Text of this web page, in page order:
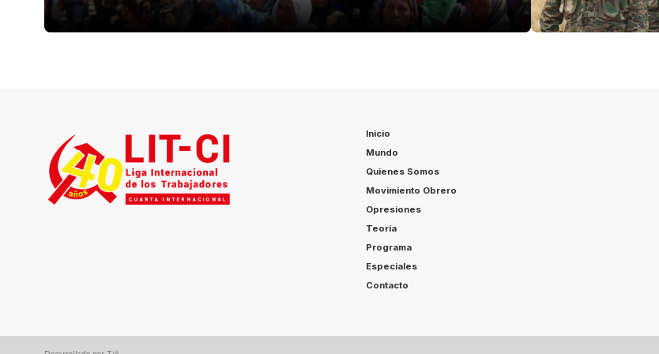
milicias kurdas estaban compuestas por […]
Inicio
Mundo
Quienes Somos
Movimiento Obrero
Opresiones
Teoría
Programa
Especiales
Contacto